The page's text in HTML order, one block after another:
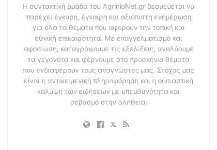
Η συντακτική ομάδα του AgrinioNet.gr δεσμεύεται να
παρέχει έγκυρη, έγκαιρη και αξιόπιστη ενημέρωση
για όλα τα θέματα που αφορούν την τοπική και
εθνική επικαιρότητα. Με επαγγελματισμό και
αφοσίωση, καταγράφουμε τις εξελίξεις, αναλύουμε
τα γεγονότα και φέρνουμε στο προσκήνιο θέματα
που ενδιαφέρουν τους αναγνώστες μας. Στόχος μας
είναι η αντικειμενική πληροφόρηση και η ουσιαστική
κάλυψη των ειδήσεων με υπευθυνότητα και
σεβασμό στην αλήθεια.